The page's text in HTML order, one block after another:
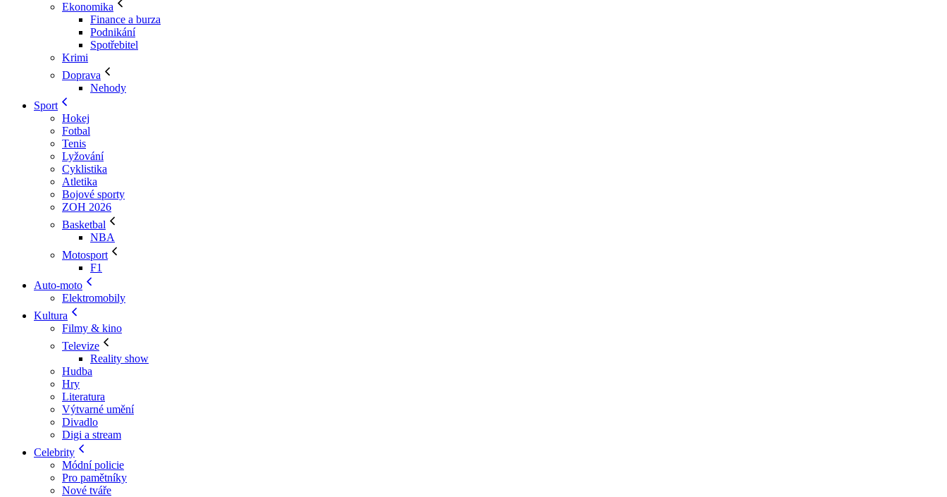
Ekonomika
Finance a burza
Podnikání
Spotřebitel
Krimi
Doprava
Nehody
Sport
Hokej
Fotbal
Tenis
Lyžování
Cyklistika
Atletika
Bojové sporty
ZOH 2026
Basketbal
NBA
Motosport
F1
Auto-moto
Elektromobily
Kultura
Filmy & kino
Televize
Reality show
Hudba
Hry
Literatura
Výtvarné umění
Divadlo
Digi a stream
Celebrity
Módní policie
Pro pamětníky
Nové tváře